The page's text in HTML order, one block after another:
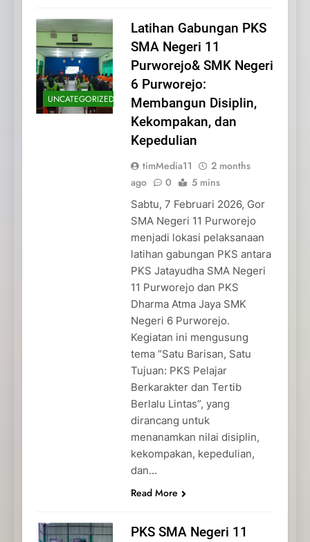
UNCATEGORIZED
Latihan Gabungan PKS
SMA Negeri 11
Purworejo& SMK Negeri
6 Purworejo:
Membangun Disiplin,
Kekompakan, dan
Kepedulian
timMedia11
2 months
ago
0 5 mins
Sabtu, 7 Februari 2026, Gor
SMA Negeri 11 Purworejo
menjadi lokasi pelaksanaan
latihan gabungan PKS antara
PKS Jatayudha SMA Negeri
11 Purworejo dan PKS
Dharma Atma Jaya SMK
Negeri 6 Purworejo.
Kegiatan ini mengusung
tema “Satu Barisan, Satu
Tujuan: PKS Pelajar
Berkarakter dan Tertib
Berlalu Lintas”, yang
dirancang untuk
menanamkan nilai disiplin,
kekompakan, kepedulian,
dan…
Read More
PKS SMA Negeri 11